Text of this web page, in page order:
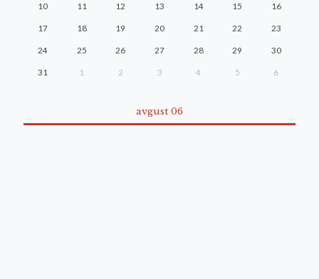
10 11 12 13 14 15 16
17 18 19 20 21 22 23
24 25 26 27 28 29 30
31 1 2 3 4 5 6
avgust 06